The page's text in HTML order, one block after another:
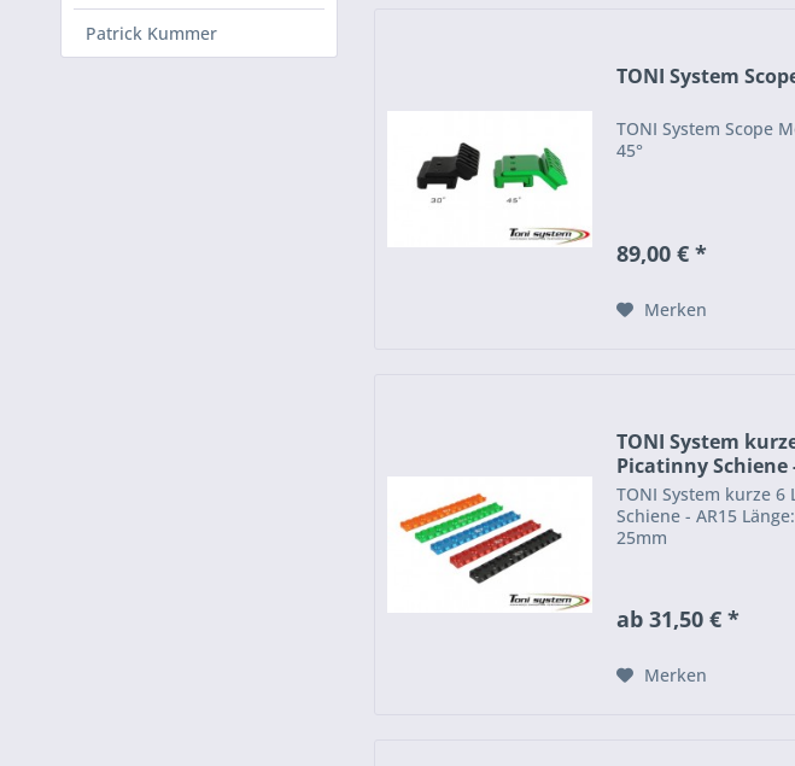
Patrick Kummer
TONI System
TONI System Scope
45°
89,00 € *
Merken
TONI System
Picatinny Schiene
TONI System kurze 6
Schiene - AR15
25mm
ab 31,50 € *
Merken